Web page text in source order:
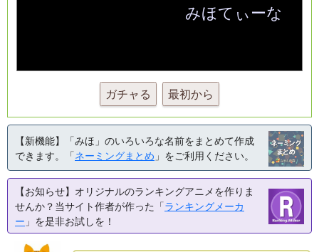
ガチャる 最初から
【新機能】「みほ」のいろいろな名前をまとめて作成
できます。「ネーミングまとめ 」をご利用ください。
【お知らせ】オリジナルのランキングアニメを作りま
せんか？当サイト作者が作った「ランキングメーカ
ー 」を是非お試しを！